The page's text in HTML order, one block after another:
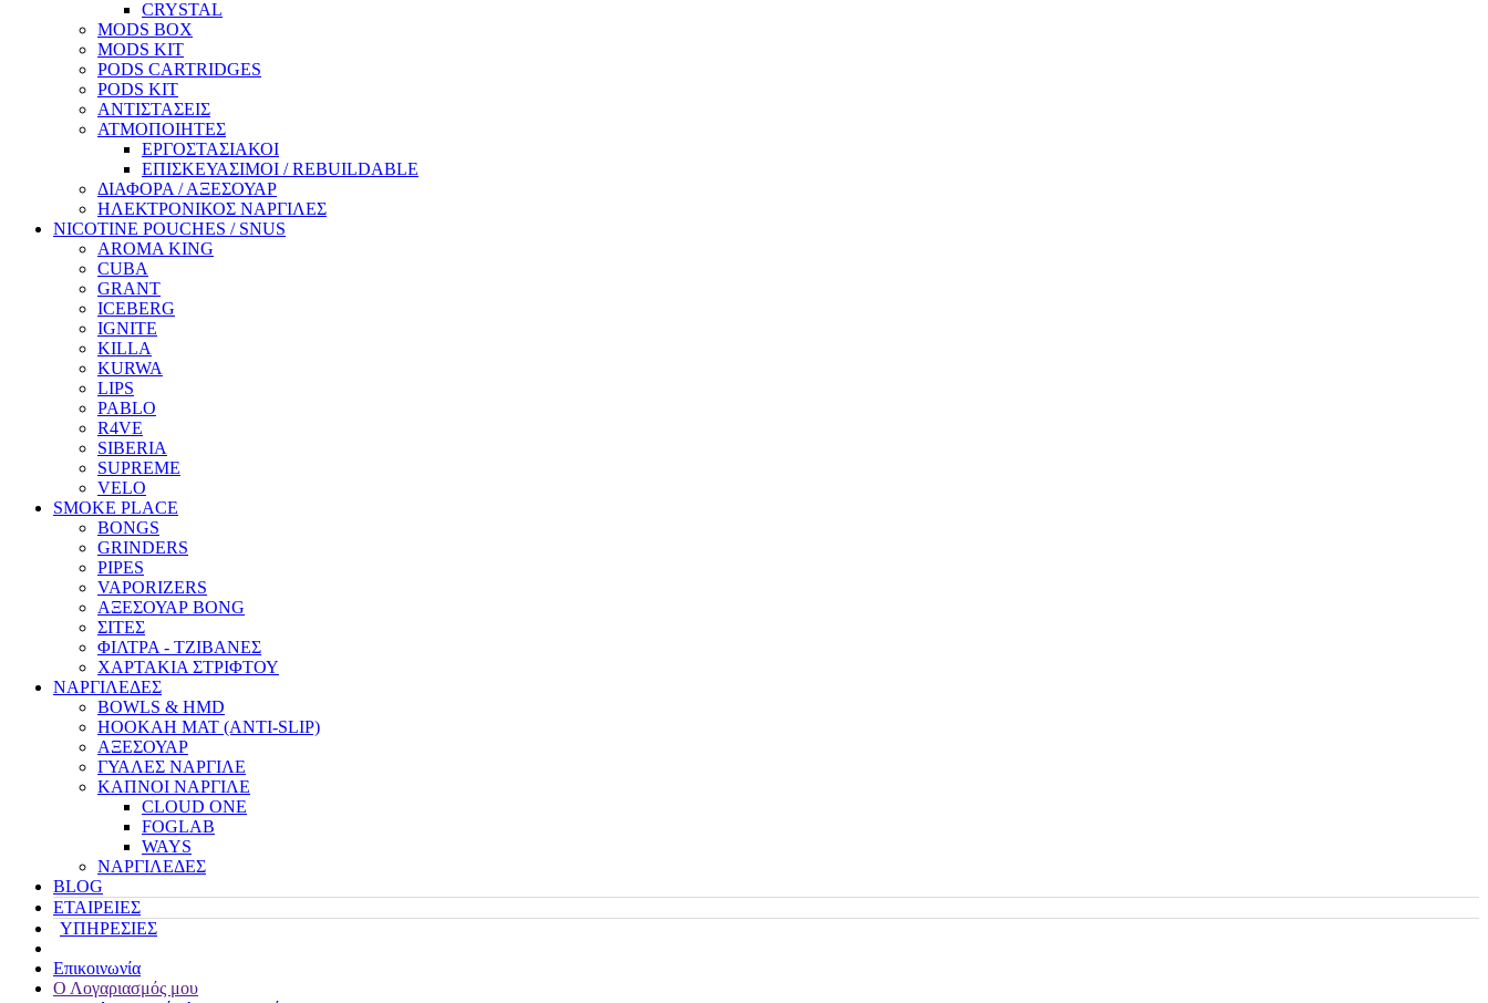
CRYSTAL
MODS BOX
MODS KIT
PODS CARTRIDGES
PODS KIT
ΑΝΤΙΣΤΑΣΕΙΣ
ΑΤΜΟΠΟΙΗΤΕΣ
ΕΡΓΟΣΤΑΣΙΑΚΟΙ
ΕΠΙΣΚΕΥΑΣΙΜΟΙ / REBUILDABLE
ΔΙΑΦΟΡΑ / ΑΞΕΣΟΥΑΡ
ΗΛΕΚΤΡΟΝΙΚΟΣ ΝΑΡΓΙΛΕΣ
NICOTINE POUCHES / SNUS
AROMA KING
CUBA
GRANT
ICEBERG
IGNITE
KILLA
KURWA
LIPS
PABLO
R4VE
SIBERIA
SUPREME
VELO
SMOKE PLACE
BONGS
GRINDERS
PIPES
VAPORIZERS
ΑΞΕΣΟΥΑΡ BONG
ΣΙΤΕΣ
ΦΙΛΤΡΑ - ΤΖΙΒΑΝΕΣ
ΧΑΡΤΑΚΙΑ ΣΤΡΙΦΤΟΥ
ΝΑΡΓΙΛΕΔΕΣ
BOWLS & HMD
HOOKAH MAT (ANTI-SLIP)
ΑΞΕΣΟΥΑΡ
ΓΥΑΛΕΣ ΝΑΡΓΙΛΕ
ΚΑΠΝΟΙ ΝΑΡΓΙΛΕ
CLOUD ONE
FOGLAB
WAYS
ΝΑΡΓΙΛΕΔΕΣ
BLOG
ΕΤΑΙΡΕΙΕΣ
ΥΠΗΡΕΣΙΕΣ
Επικοινωνία
Ο Λογαριασμός μου